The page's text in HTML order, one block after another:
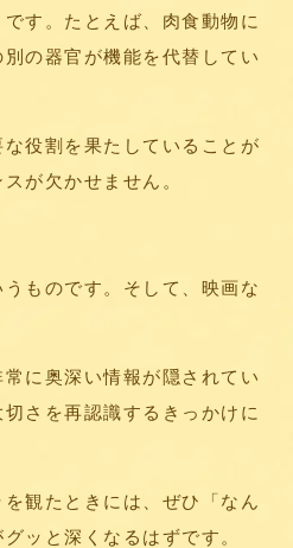
す。たとえば、肉食動物に
の器官が機能を代替してい
役割を果たしていることが
が欠かせません。
ものです。そして、映画な
に奥深い情報が隠されてい
さを再認識するきっかけに
観たときには、ぜひ「なん
ッと深くなるはずです。